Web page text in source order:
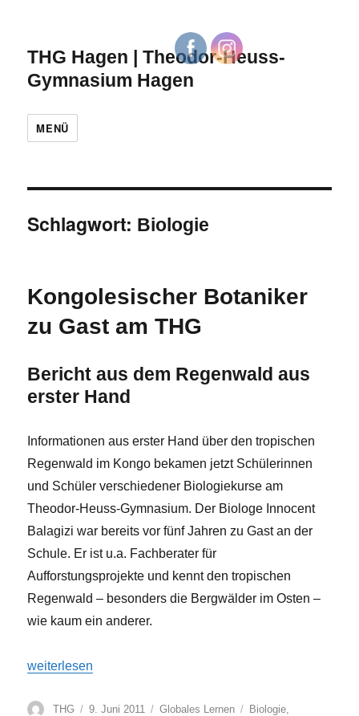
THG Hagen | Theodor-Heuss-
Gymnasium Hagen
MENÜ
Schlagwort: Biologie
Kongolesischer Botaniker
zu Gast am THG
Bericht aus dem Regenwald aus
erster Hand
Informationen aus erster Hand über den tropischen
Regenwald im Kongo bekamen jetzt Schülerinnen
und Schüler verschiedener Biologiekurse am
Theodor-Heuss-Gymnasium. Der Biologe Innocent
Balagizi war bereits vor fünf Jahren zu Gast an der
Schule. Er ist u.a. Fachberater für
Aufforstungsprojekte und kennt den tropischen
Regenwald – besonders die Bergwälder im Osten –
wie kaum ein anderer.
„Kongolesischer Botaniker zu Gast am THG“
weiterlesen
Autor
THG
Veröffentlicht
9. Juni 2011 Kategorien
Globales Lernen Schlagwörter
Biologie,